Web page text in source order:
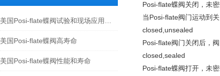
美国Posi-flate蝶阀高寿命
美国Posi-flate蝶阀性能和寿命
Posi-flate蝶阀关闭，未
当Posi-flate阀门运动到
closed,unsealed
Posi-flate阀门关闭后，
closed,sealed
Posi-flate蝶阀打开，未